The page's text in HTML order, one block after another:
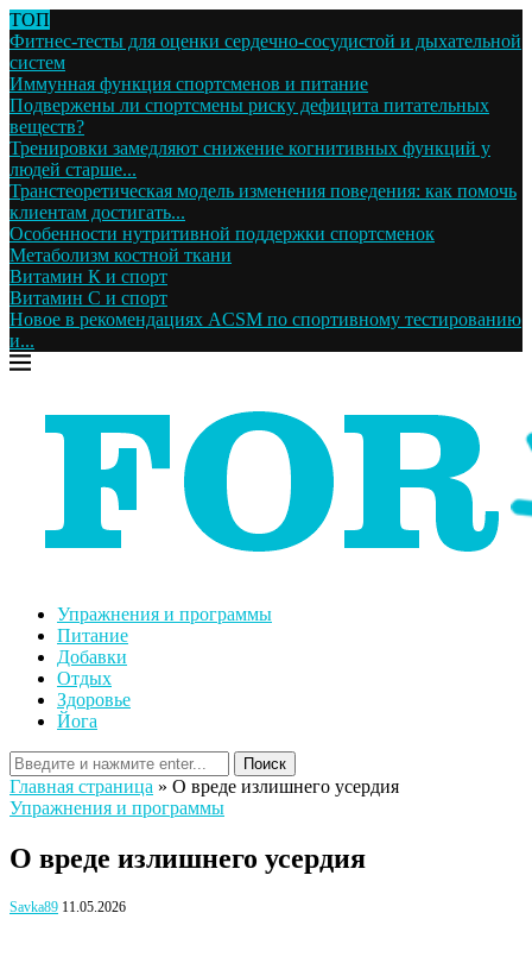
ТОП
Фитнес-тесты для оценки сердечно-сосудистой и дыхательной
систем
Иммунная функция спортсменов и питание
Подвержены ли спортсмены риску дефицита питательных
веществ?
Тренировки замедляют снижение когнитивных функций у
людей старше...
Транстеоретическая модель изменения поведения: как помочь
клиентам достигать...
Особенности нутритивной поддержки спортсменок
Метаболизм костной ткани
Витамин К и спорт
Витамин С и спорт
Новое в рекомендациях ACSM по спортивному тестированию
и...
Упражнения и программы
Питание
Добавки
Отдых
Здоровье
Йога
Поиск
Главная страница » О вреде излишнего усердия
Упражнения и программы
О вреде излишнего усердия
Savka89 11.05.2026